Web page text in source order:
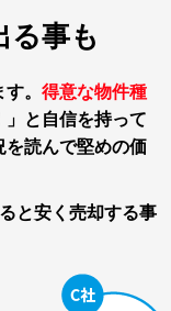
る事も
。 得意な物件種
と自信を持って
を読んで堅めの価
と安く売却する事